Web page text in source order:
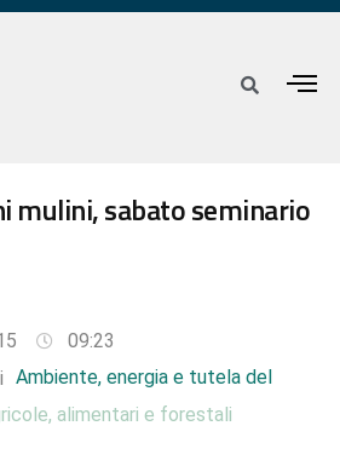
mulini, sabato seminario
09:23
Ambiente, energia e tutela del
alimentari e forestali